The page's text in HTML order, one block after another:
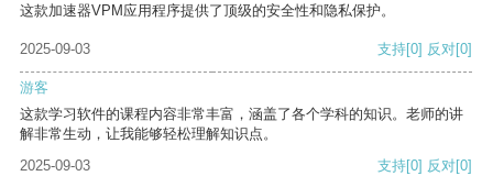
这款加速器VPM应用程序提供了顶级的安全性和隐私保护。
2025-09-03 支持[0] 反对[0]
游客
这款学习软件的课程内容非常丰富，涵盖了各个学科的知识。老师的讲
解非常生动，让我能够轻松理解知识点。
2025-09-03
支持[0] 反对[0]